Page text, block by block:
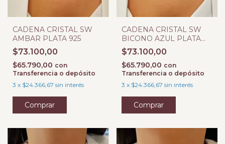
CADENA CRISTAL SW
AMBAR PLATA 925
$73.100,00
$65.790,00 con
Transferencia o depósito
3 x $24.366,67 sin interés
CADENA CRISTAL SW
BICONO AZUL PLATA
925
$73.100,00
$65.790,00 con
Transferencia o depósito
3 x $24.366,67 sin interés